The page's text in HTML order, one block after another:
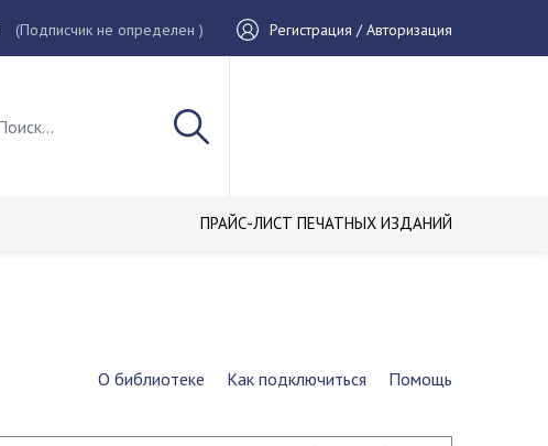
(Подписчик не определен ) Регистрация / Авторизация
ПРАЙС-ЛИСТ ПЕЧАТНЫХ ИЗДАНИЙ
О библиотеке Как подключиться Помощь